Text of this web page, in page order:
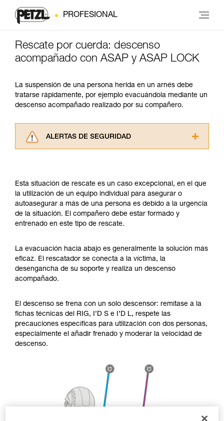
PROFESIONAL
Rescate por cuerda: descenso
acompañado con ASAP y ASAP LOCK
La suspensión de una persona herida en un arnés debe
tratarse rápidamente, por ejemplo evacuándola mediante un
descenso acompañado realizado por su compañero.
ALERTAS DE SEGURIDAD
información de la ficha técnica para poder
comprender este complemento informativo.
Dominar estas técnicas requiere una formación
y un entrenamiento específico. Confirme a
través de un profesional su capacidad para
seguridad, antes de ejecutarlas de forma
autónoma.
Damos ejemplos de técnicas relacionadas con
su actividad. Pueden existir otras que no
Esta situación de rescate es un caso excepcional, en el que
la utilización de un equipo individual para asegurar o
autoasegurar a más de una persona es debido a la urgencia
de la situación. El compañero debe estar formado y
entrenado en este tipo de rescate.
La evacuación hacia abajo es generalmente la solución más
eficaz. El rescatador se conecta a la víctima, la
desengancha de su soporte y realiza un descenso
acompañado.
El descenso se frena con un solo descensor: remítase a la
fichas técnicas del RIG, I’D S e I’D L, respete las
precauciones específicas para utilización con dos personas,
especialmente el añadir frenado y moderar la velocidad de
descenso.